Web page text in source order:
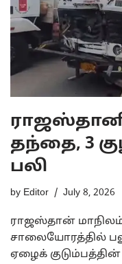
தந்தை, 3
பலி
by Editor July 8, 2026
ராஜஸ்தான்
சாலையோரத்தில்
ஏழைக்